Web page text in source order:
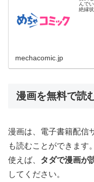
んで
絶縁
mechacomic.jp
漫画を無料で読
漫画は、電子書籍配信
も読むことができます
使えば、 タダで漫画が
してください。